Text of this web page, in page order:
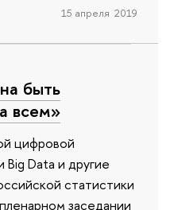
15 апреля 2019
быть
всем»
цифровой
Data и другие
статистики
заседании